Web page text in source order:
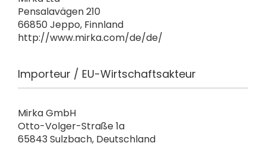
Pensalavägen 210
66850 Jeppo, Finnland
http://www.mirka.com/de/de/
Importeur / EU-Wirtschaftsakteur
Mirka GmbH
Otto-Volger-Straße 1a
65843 Sulzbach, Deutschland